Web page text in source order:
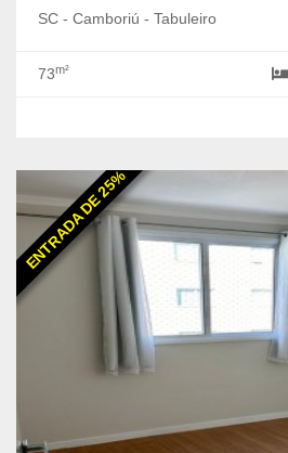
SC - Camboriú - Tabuleiro
73m²
ENTRADA DE 25%